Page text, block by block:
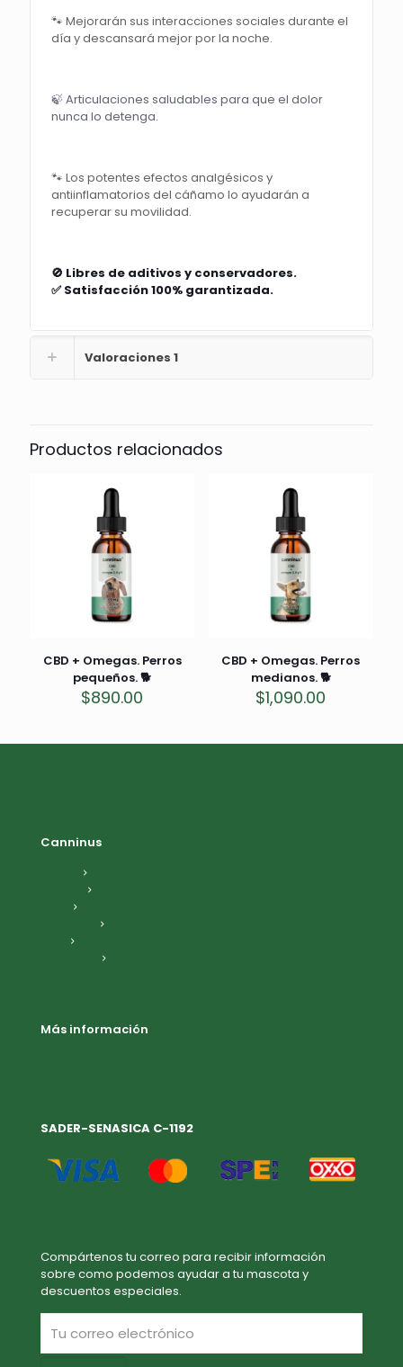
🐾 Mejorarán sus interacciones sociales durante el
día y descansará mejor por la noche.
🍃 Articulaciones saludables para que el dolor
nunca lo detenga.
🐾 Los potentes efectos analgésicos y
antiinflamatorios del cáñamo lo ayudarán a
recuperar su movilidad.
🚫 Libres de aditivos y conservadores.
✅ Satisfacción 100% garantizada.
Valoraciones 1
Productos relacionados
CBD + Omegas. Perros
pequeños. 🐕
$890.00
CBD + Omegas. Perros
medianos. 🐕
$1,090.00
Canninus
Más información
SADER-SENASICA C-1192
Compártenos tu correo para recibir información
sobre como podemos ayudar a tu mascota y
descuentos especiales.